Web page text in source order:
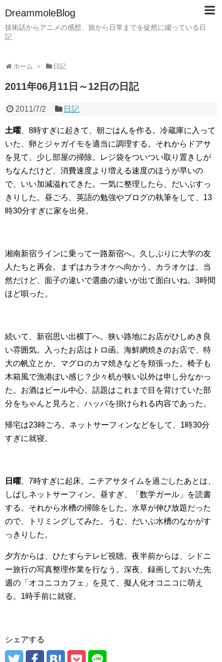
DreammoleBlog
技術話からアニメの感想、旅から日常までを徒然に綴っている日
記
ホーム 日記
2011年06月11日～12日の日記
2011/7/2 日記
土曜 、8時すぎに起きて、朝ごはんを作る。冷蔵庫に入って
いた、卵とジャガイモを適当に調理する。それからドアサ
を見て、少し部屋の掃除。レジ袋をついつい取り置きしが
ちなんだけど、消費速度より増える速度のほうが早いの
で、いい加減溢れてきた。一気に整理したら、だいぶすっ
きりした。昼ごろ、英語の勉強やブログの執筆をして、13
時30分すぎに家を出発。
湘南新宿ラインに乗って一路新宿へ。久しぶりに大学の友
人たちと再会。まずはカラオケへ向かう。カラオケは、当
然だけど、面子の違いで選曲の違いが出て面白いね。3時間
ほど唄った。
続いて、新宿思い出横丁へ。狭い路地にお店がひしめき良
い雰囲気。入ったお店はトロ函。海鮮網焼きのお店で、特
大の帆立とか、マグロのカマ焼きなどを頬張った。椅子も
木箱風で漁港ぽい感じ？少々机が狭い以外は申し分なかっ
た。お酒はビール中心。話題はこれまで目を背けていた部
分をちゃんと見ろと、ハッパを掛けられる内容であった。
帰宅は23時ごろ。ネットサーフィンなどをして、1時30分
すぎに就寝。
日曜 、7時すぎに起床。ニチアサタイムを過ごしたあとは、
しばしネットサーフィン。昼すぎ、「数学ガール」を読書
する。それから水槽の掃除をした。水草が伸び放題だった
ので、トリミングしてみた。うむ、だいぶ水槽のなかがす
っきりした。
夕方からは、ひたすらテレビ視聴。夜半前からは、シドニ
ー旅行の写真整理作業を行なう。深夜、録画しておいた先
週の「オコニコカフェ」を見て、擬人化オコニコに萌え
る。1時手前に就寝。
シェアする